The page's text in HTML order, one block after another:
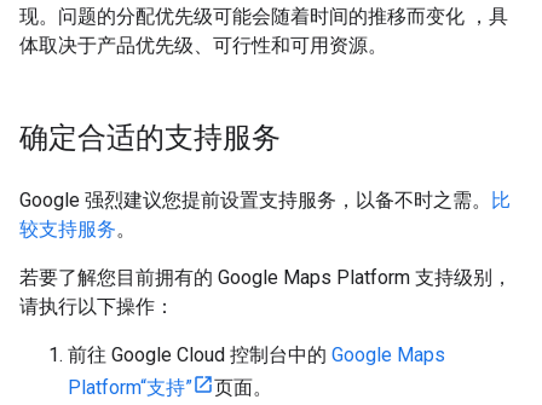
现。问题的分配优先级可能会随着时间的推移而变化 ，具
体取决于产品优先级、可行性和可用资源。
确定合适的支持服务
Google 强烈建议您提前设置支持服务，以备不时之需。
比
较支持服务。
若要了解您目前拥有的 Google Maps Platform 支持级别，
请执行以下操作：
前往 Google Cloud 控制台中的 Google Maps
Platform“支持”
页面。